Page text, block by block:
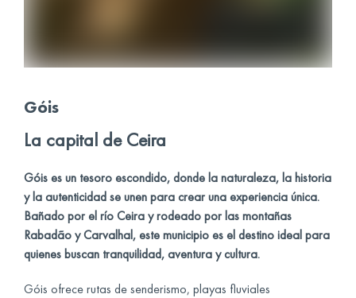
Góis
La capital de Ceira
Góis es un tesoro escondido, donde la naturaleza, la historia
y la autenticidad se unen para crear una experiencia única.
Bañado por el río Ceira y rodeado por las montañas
Rabadão y Carvalhal, este municipio es el destino ideal para
quienes buscan tranquilidad, aventura y cultura.
Góis ofrece rutas de senderismo, playas fluviales